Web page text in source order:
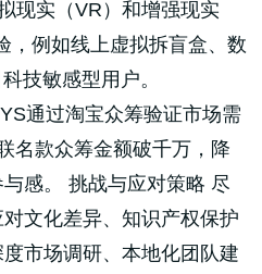
现实（VR）和增强现实
，例如线上虚拟拆盲盒、数
技敏感型用户。
通过淘宝众筹验证市场需
名款众筹金额破千万，降
感。 挑战与应对策略 尽
文化差异、知识产权保护
市场调研、本地化团队建